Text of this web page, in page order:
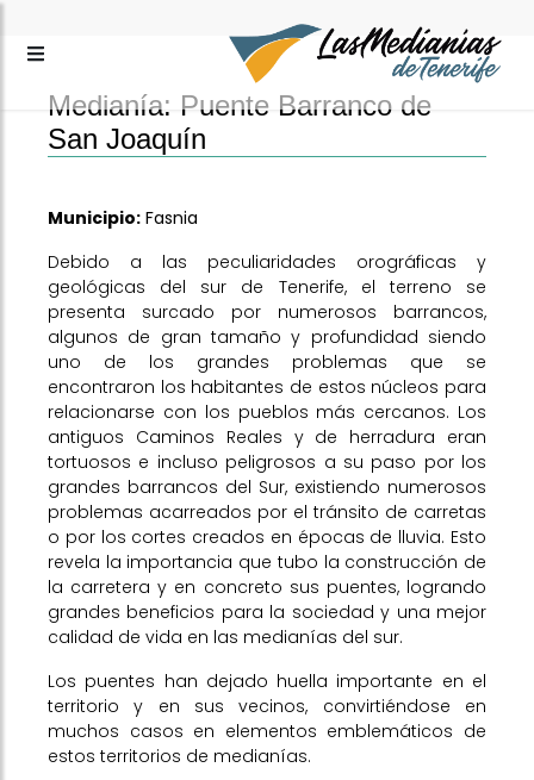
Medianía: Puente Barranco de
San Joaquín
Municipio: Fasnia
Debido a las peculiaridades orográficas y
geológicas del sur de Tenerife, el terreno se
presenta surcado por numerosos barrancos,
algunos de gran tamaño y profundidad siendo
uno de los grandes problemas que se
encontraron los habitantes de estos núcleos para
relacionarse con los pueblos más cercanos. Los
antiguos Caminos Reales y de herradura eran
tortuosos e incluso peligrosos a su paso por los
grandes barrancos del Sur, existiendo numerosos
problemas acarreados por el tránsito de carretas
o por los cortes creados en épocas de lluvia. Esto
revela la importancia que tubo la construcción de
la carretera y en concreto sus puentes, logrando
grandes beneficios para la sociedad y una mejor
calidad de vida en las medianías del sur.
Los puentes han dejado huella importante en el
territorio y en sus vecinos, convirtiéndose en
muchos casos en elementos emblemáticos de
estos territorios de medianías.